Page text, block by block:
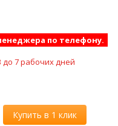
по телефону.
до 7 рабочих дней
Купить в 1 клик